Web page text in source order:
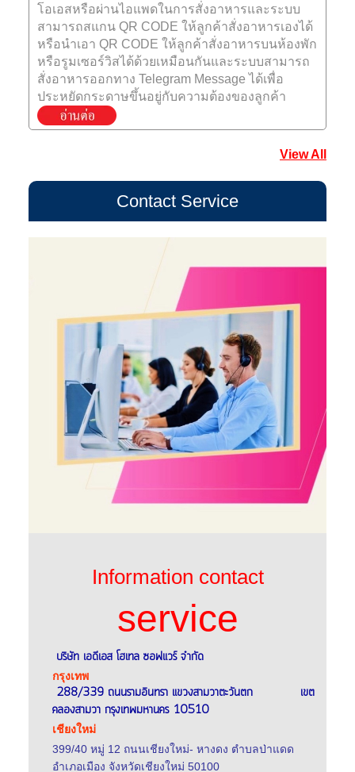
โอเอสหรือผ่านไอแพดในการสั่งอาหารและระบบ
สามารถสแกน QR CODE ให้ลูกค้าสั่งอาหารเองได้
หรือนำเอา QR CODE ให้ลูกค้าสั่งอาหารบนห้องพัก
หรือรูมเซอร์วิสได้ด้วยเหมือนกันและระบบสามารถ
สั่งอาหารออกทาง Telegram Message ได้เพื่อ
ประหยัดกระดาษขึ้นอยู่กับความต้องของลูกค้า
View All
Contact Service
Information contact
service
บริษัท เอดีเอส โฮเทล ซอฟแวร์ จำกัด
กรุงเทพ
288/339 ถนนรามอินทรา แขวงสามวาตะวันตก เขต
คลองสามวา กรุงเทพมหานคร 10510
เชียงใหม่
399/40 หมู่ 12 ถนนเชียงใหม่- หางดง ตำบลป่าแดด
อำเภอเมือง จังหวัดเชียงใหม่ 50100